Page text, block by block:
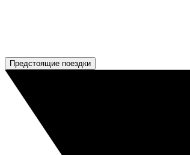
Предстоящие поездки